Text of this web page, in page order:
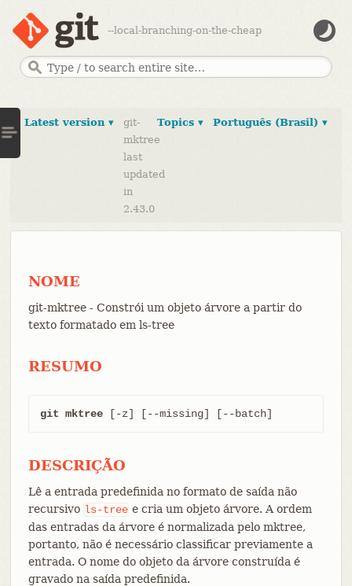
--local-branching-on-the-cheap
Português (Brasil) ▾
Topics ▾
Latest version ▾
git-
mktree
last
updated
in
2.43.0
NOME
git-mktree - Constrói um objeto árvore a partir do
texto formatado em ls-tree
RESUMO
git mktree [-z] [--missing] [--batch]
DESCRIÇÃO
Lê a entrada predefinida no formato de saída não
recursivo ls-tree e cria um objeto árvore. A ordem
das entradas da árvore é normalizada pelo mktree,
portanto, não é necessário classificar previamente a
entrada. O nome do objeto da árvore construída é
gravado na saída predefinida.